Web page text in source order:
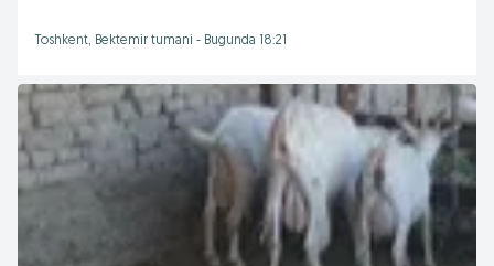
Toshkent, Bektemir tumani - Bugunda 18:21